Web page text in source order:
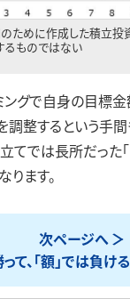
ために作成した積立投
るものではない
ングで自身の目標
調整するという手間
てでは長所だった「
ます。
次ページへ
って、「額」では負